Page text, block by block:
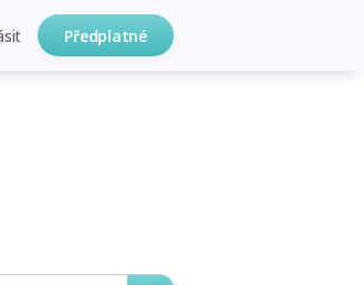
Předplatné